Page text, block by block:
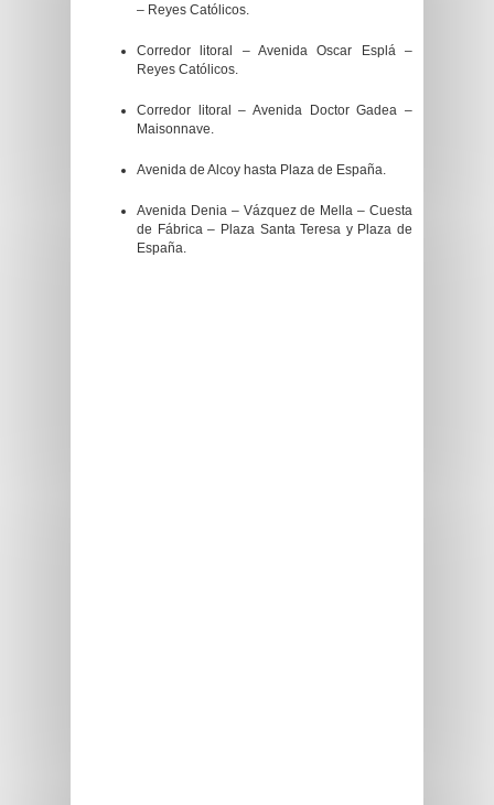
– Reyes Católicos.
Corredor litoral – Avenida Oscar Esplá –
Reyes Católicos.
Corredor litoral – Avenida Doctor Gadea –
Maisonnave.
Avenida de Alcoy hasta Plaza de España.
Avenida Denia – Vázquez de Mella – Cuesta
de Fábrica – Plaza Santa Teresa y Plaza de
España.